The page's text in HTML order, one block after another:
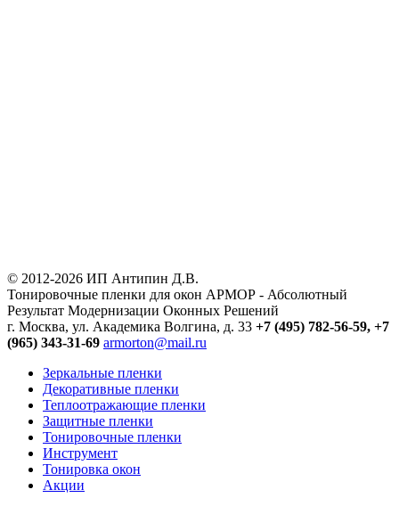
© 2012-2026 ИП Антипин Д.В.
Тонировочные пленки для окон АРМОР - Абсолютный
Результат Модернизации Оконных Решений
г. Москва, ул. Академика Волгина, д. 33 +7 (495) 782-56-59, +7
(965) 343-31-69 armorton@mail.ru
Зеркальные пленки
Декоративные пленки
Теплоотражающие пленки
Защитные пленки
Тонировочные пленки
Инструмент
Тонировка окон
Акции